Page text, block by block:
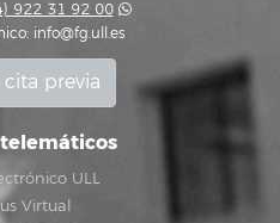
922 31 92 00
info@fg.ull.es
previa
ULL
Virtual